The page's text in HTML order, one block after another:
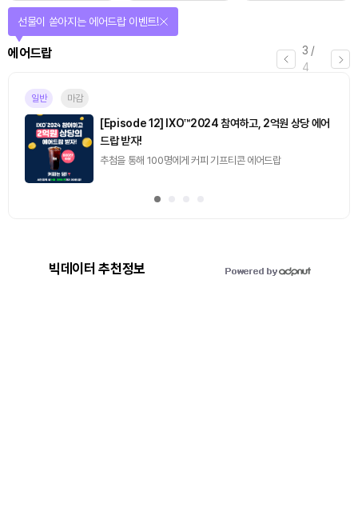
3 /
4
에어드랍
선물이 쏟아지는 에어드랍 이벤트!
일반 마감
[Episode 12] IXO™2024 참여하고, 2억원 상당 에어
드랍 받자!
추첨을 통해 100명에게 커피 기프티콘 에어드랍
빅데이터 추천정보